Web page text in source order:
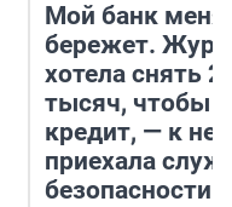
Мой банк меня
бережет.
хотела снять
тысяч, чтобы
кредит, — к
приехала
безопасности